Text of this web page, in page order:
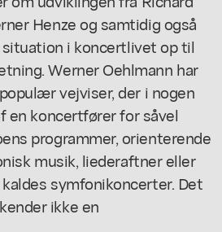
Henze og samtidig også
i koncertlivet op til
Werner Oehlmann har
vejviser, der i nogen
en koncertfører for såvel
programmer, orienterende
musik, liederaftner eller
symfonikoncerter. Det
ikke en